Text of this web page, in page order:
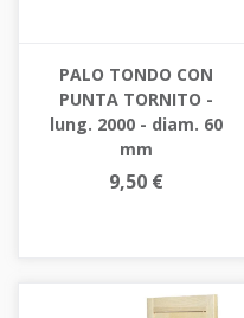
PALO TONDO CON
PUNTA TORNITO -
lung. 2000 - diam. 60
mm
9,50 €